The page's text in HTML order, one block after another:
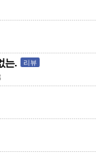
는. 리뷰